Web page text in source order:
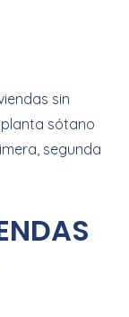
sin
sótano
segunda